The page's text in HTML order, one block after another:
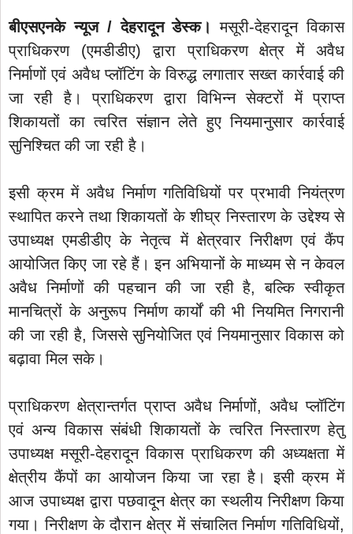
बीएसएनके न्यूज / देहरादून डेस्क। मसूरी-देहरादून विकास
प्राधिकरण (एमडीडीए) द्वारा प्राधिकरण क्षेत्र में अवैध
निर्माणों एवं अवैध प्लॉटिंग के विरुद्ध लगातार सख्त कार्रवाई की
जा रही है। प्राधिकरण द्वारा विभिन्न सेक्टरों में प्राप्त
शिकायतों का त्वरित संज्ञान लेते हुए नियमानुसार कार्रवाई
सुनिश्चित की जा रही है।
इसी क्रम में अवैध निर्माण गतिविधियों पर प्रभावी नियंत्रण
स्थापित करने तथा शिकायतों के शीघ्र निस्तारण के उद्देश्य से
उपाध्यक्ष एमडीडीए के नेतृत्व में क्षेत्रवार निरीक्षण एवं कैंप
आयोजित किए जा रहे हैं। इन अभियानों के माध्यम से न केवल
अवैध निर्माणों की पहचान की जा रही है, बल्कि स्वीकृत
मानचित्रों के अनुरूप निर्माण कार्यों की भी नियमित निगरानी
की जा रही है, जिससे सुनियोजित एवं नियमानुसार विकास को
बढ़ावा मिल सके।
प्राधिकरण क्षेत्रान्तर्गत प्राप्त अवैध निर्माणों, अवैध प्लॉटिंग
एवं अन्य विकास संबंधी शिकायतों के त्वरित निस्तारण हेतु
उपाध्यक्ष मसूरी-देहरादून विकास प्राधिकरण की अध्यक्षता में
क्षेत्रीय कैंपों का आयोजन किया जा रहा है। इसी क्रम में
आज उपाध्यक्ष द्वारा पछवादून क्षेत्र का स्थलीय निरीक्षण किया
गया। निरीक्षण के दौरान क्षेत्र में संचालित निर्माण गतिविधियों,